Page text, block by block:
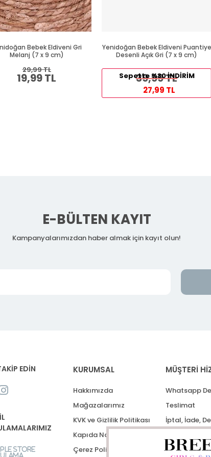
Bebek Eldiveni Gri
Melanj (7 x 9 cm)
19,99 TL
29,99 TL
Yenidoğan Bebek Eldiveni Puantiye
Desenli Açık Gri (7 x 9 cm)
39,99 TL
Sepette %30 İNDİRİM
27,99 TL
E-BÜLTEN KAYIT
Kampanyalarımızdan haber almak için kayıt olun!
EDİN
Store
KURUMSAL
Hakkımızda
Mağazalarımız
KVK ve Gizlilik Politikası
Kapıda Nakit Ödeme
Çerez Politikası
MÜŞTERİ
Whatsapp
Teslimat
İptal, İade,